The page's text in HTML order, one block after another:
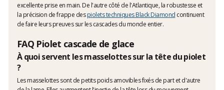
excellente prise en main. De l'autre côté de l'Atlantique, la robustesse et
la précision de frappe despiolets techniques Black Diamond continuent
de faire leurs preuves sur les cascades du monde entier.
FAQ Piolet cascade de glace
À quoi servent les masselottes sur la tête du piolet
?
Les masselottes sont de petits poids amovibles fixés de part et d'autre